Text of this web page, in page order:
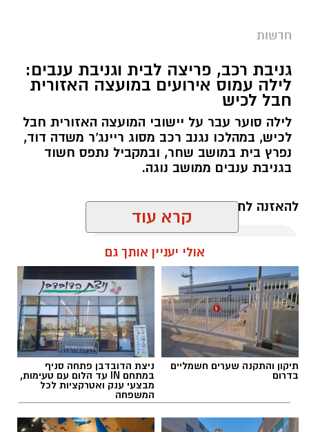
בנוסף, במהלך סוף השבוע נרשמו שישה קנסות בגין
גניבה או כניסה לשטחים חקלאיים ללא אישור.
חדשות
גניבת רכב, פריצה לבית וגניבת ענבים:
לילה עמוס אירועים במועצה האזורית
חבל לכיש
לילה סוער עבר על יישובי המועצה האזורית חבל
לכיש, במהלכו נגנב רכב מסוג ריינג'ר משדה דוד,
נפרץ בית במושב שחר, ובמקביל נתפס חשוד
בגניבת ענבים ממושב נוגה.
להאזנה לתוכן:
אלדה נתנאל / 17:57 08.08.26
בעקבות ההתראה שנמסרה אתמול בוצעו במהלך
קרא עוד
אולי יעניין אותך גם
תיקון והתקנה שערים חשמליים
בדרום
ניצת הדובדבן פתחה סניף
במתחם IN עד הלום עם טעימות,
מבצעי ענק ואטרקציות לכל
המשפחה